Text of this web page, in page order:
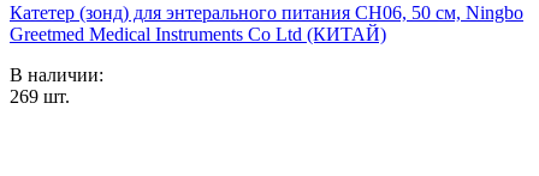
Катетер (зонд) для энтерального питания СН06, 50 см, Ningbo
Greetmed Medical Instruments Co Ltd (КИТАЙ)
В наличии:
269 шт.